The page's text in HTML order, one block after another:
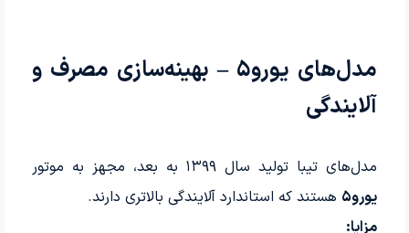
مدل‌های یورو۵ – بهینه‌سازی مصرف و
آلایندگی
مدل‌های تیبا تولید سال ۱۳۹۹ به بعد، مجهز به موتور
یورو۵
هستند که استاندارد آلایندگی بالاتری دارند.
مزایا: